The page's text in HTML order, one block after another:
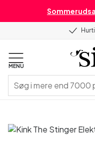
MENU